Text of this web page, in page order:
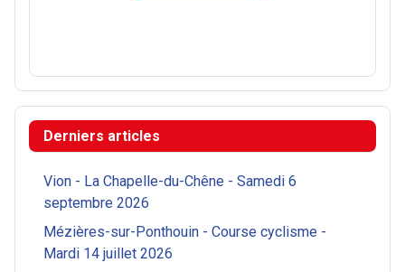
Derniers articles
Vion - La Chapelle-du-Chêne - Samedi 6
septembre 2026
Mézières-sur-Ponthouin - Course cyclisme -
Mardi 14 juillet 2026